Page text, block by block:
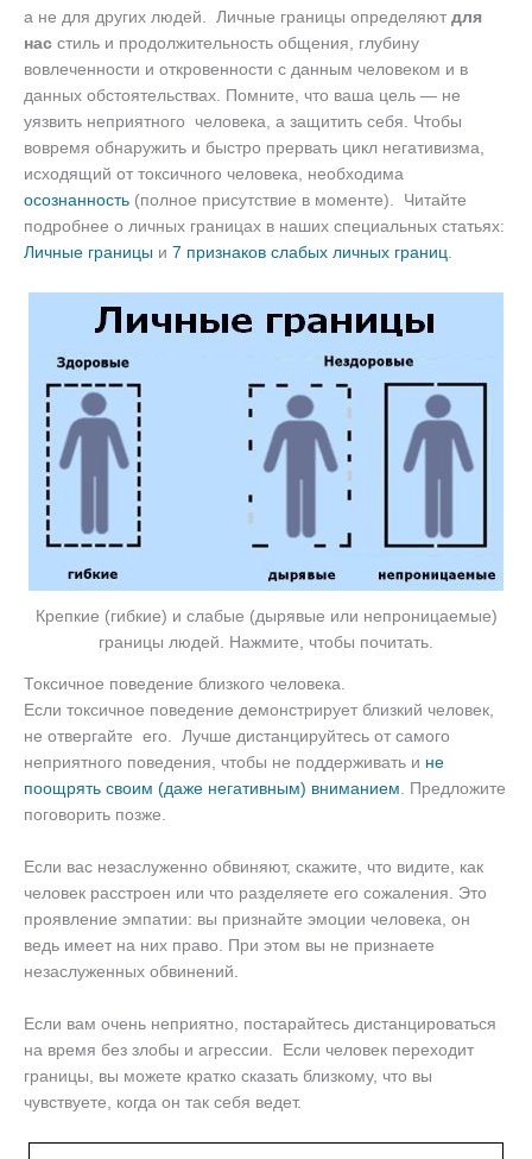
а не для других людей. Личные границы определяют для
нас стиль и продолжительность общения, глубину
вовлеченности и откровенности с данным человеком и в
данных обстоятельствах. Помните, что ваша цель — не
уязвить неприятного человека, а защитить себя. Чтобы
вовремя обнаружить и быстро прервать цикл негативизма,
исходящий от токсичного человека, необходима
осознанность (полное присутствие в моменте). Читайте
подробнее о личных границах в наших специальных статьях:
Личные границы и 7 признаков слабых личных границ
Крепкие (гибкие) и слабые (дырявые или непроницаемые)
границы людей. Нажмите, чтобы почитать.
Токсичное поведение близкого человека.
Если токсичное поведение демонстрирует близкий человек,
не отвергайте его. Лучше дистанцируйтесь от самого
неприятного поведения, чтобы не поддерживать и не
поощрять своим (даже негативным) вниманием. Предложите
поговорить позже.
Если вас незаслуженно обвиняют, скажите, что видите, как
человек расстроен или что разделяете его сожаления. Это
проявление эмпатии: вы признайте эмоции человека, он
ведь имеет на них право. При этом вы не признаете
незаслуженных обвинений.
Если вам очень неприятно, постарайтесь дистанцироваться
на время без злобы и агрессии. Если человек переходит
границы, вы можете кратко сказать близкому, что вы
чувствуете, когда он так себя ведет.